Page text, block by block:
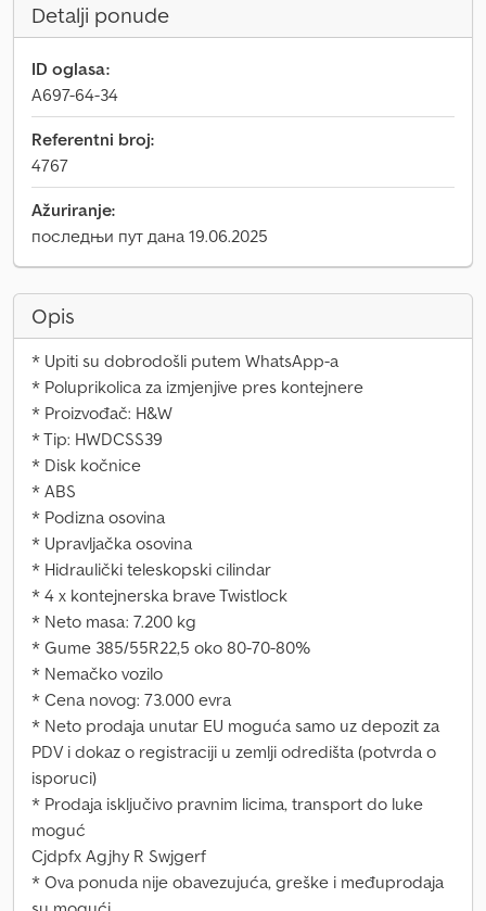
Detalji ponude
ID oglasa:
A697-64-34
Referentni broj:
4767
Ažuriranje:
последњи пут дана 19.06.2025
Opis
* Upiti su dobrodošli putem WhatsApp-a
* Poluprikolica za izmjenjive pres kontejnere
* Proizvođač: H&W
* Tip: HWDCSS39
* Disk kočnice
* ABS
* Podizna osovina
* Upravljačka osovina
* Hidraulički teleskopski cilindar
* 4 x kontejnerska brave Twistlock
* Neto masa: 7.200 kg
* Gume 385/55R22,5 oko 80-70-80%
* Nemačko vozilo
* Cena novog: 73.000 evra
* Neto prodaja unutar EU moguća samo uz depozit za
PDV i dokaz o registraciji u zemlji odredišta (potvrda o
isporuci)
* Prodaja isključivo pravnim licima, transport do luke
moguć
Cjdpfx Agjhy R Swjgerf
* Ova ponuda nije obavezujuća, greške i međuprodaja